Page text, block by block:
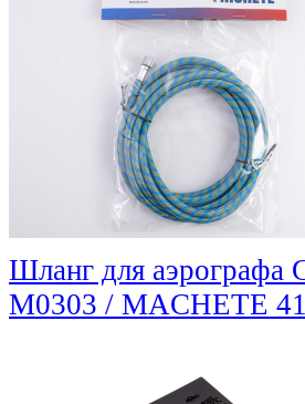
Шланг для аэрографа
M0303 / MACHETE